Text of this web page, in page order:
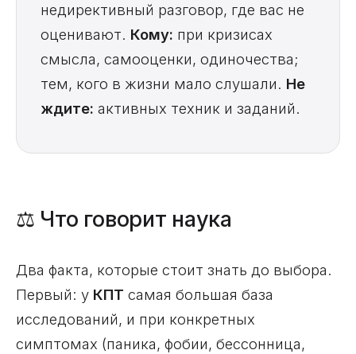
недирективный разговор, где вас не
оценивают. Кому: при кризисах
смысла, самооценки, одиночества;
тем, кого в жизни мало слушали. Не
ждите: активных техник и заданий.
⚖️ Что говорит наука
Два факта, которые стоит знать до выбора.
Первый: у КПТ самая большая база
исследований, и при конкретных
симптомах (паника, фобии, бессонница,